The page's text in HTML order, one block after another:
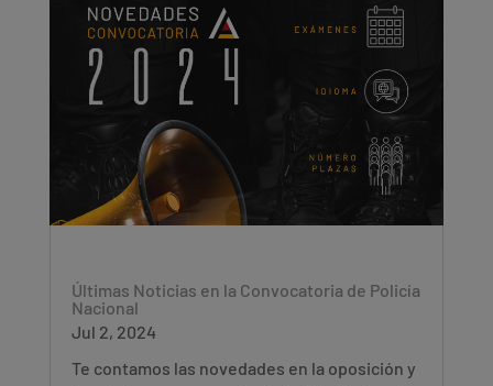
Últimas Noticias en la Convocatoria de Policía
Nacional
Jul 2, 2024
Te contamos las novedades en la oposición y